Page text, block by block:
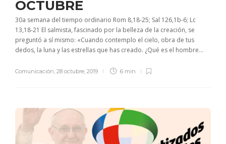
OCTUBRE
30a semana del tiempo ordinario Rom 8,18-25; Sal 126,1b-6; Lc
13,18-21 El salmista, fascinado por la belleza de la creación, se
preguntó a sí mismo: «Cuando contemplo el cielo, obra de tus
dedos, la luna y las estrellas que has creado. ¿Qué es el hombre...
Comunicación, 28 octubre, 2019 6 min